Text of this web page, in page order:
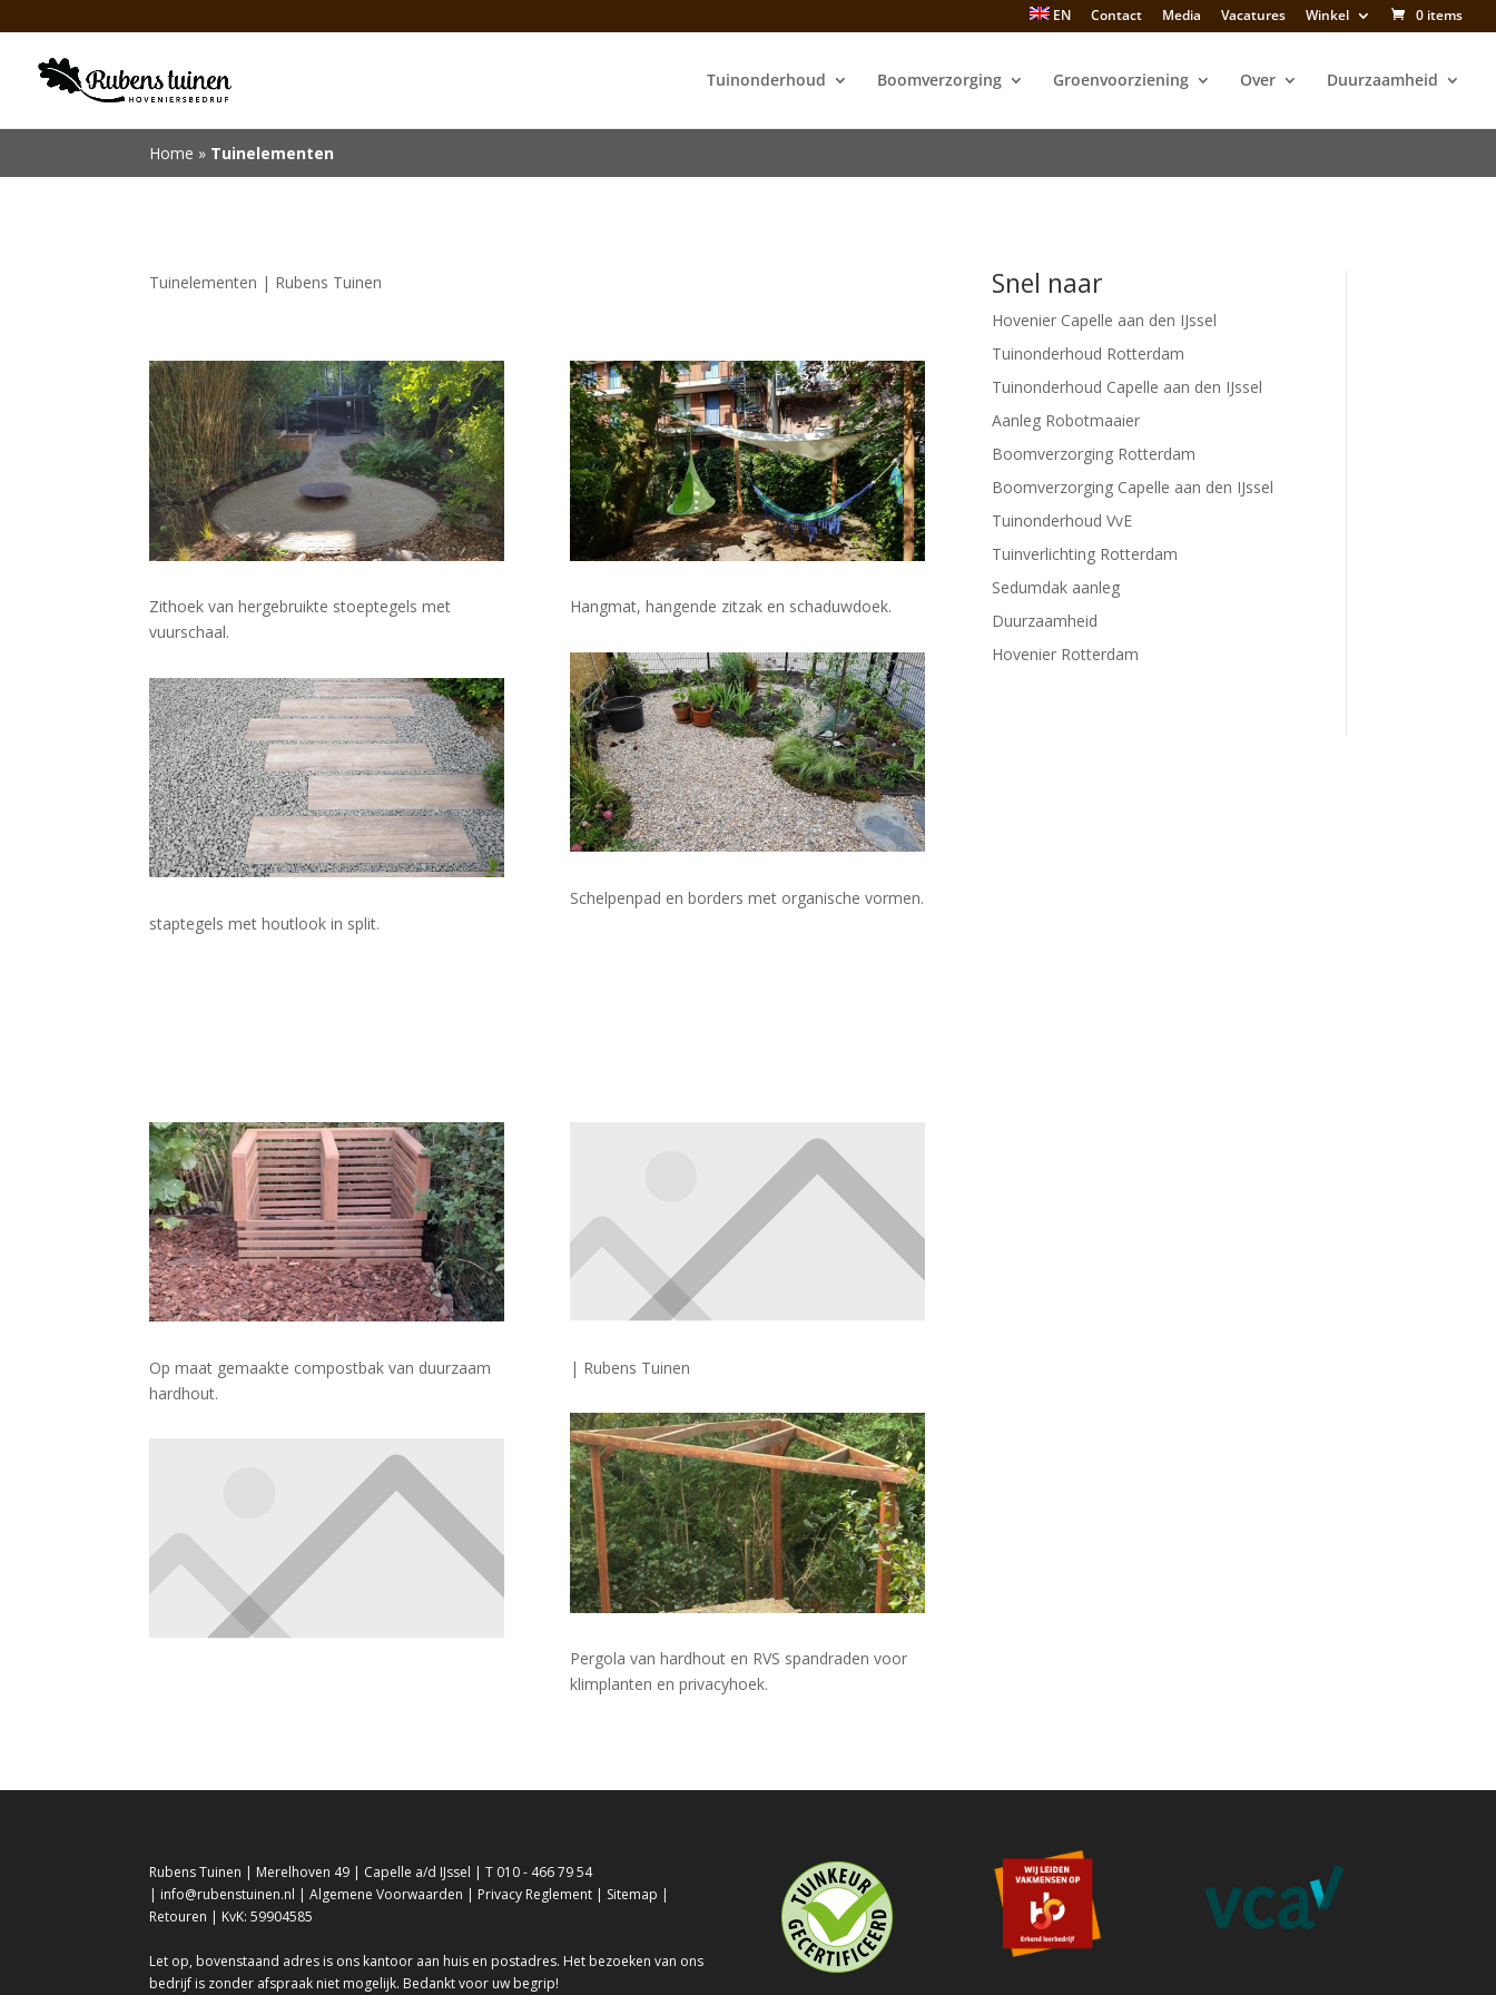
EN Contact Media Vacatures Winkel 0 items
Tuinonderhoud Boomverzorging Groenvoorziening Over Duurzaamheid
Home » Tuinelementen
Tuinelementen | Rubens Tuinen
Zithoek van hergebruikte stoeptegels met
vuurschaal.
staptegels met houtlook in split.
Hangmat, hangende zitzak en schaduwdoek.
Schelpenpad en borders met organische vormen.
Snel naar
Hovenier Capelle aan den IJssel
Tuinonderhoud Rotterdam
Tuinonderhoud Capelle aan den IJssel
Aanleg Robotmaaier
Boomverzorging Rotterdam
Boomverzorging Capelle aan den IJssel
Tuinonderhoud VvE
Tuinverlichting Rotterdam
Sedumdak aanleg
Duurzaamheid
Hovenier Rotterdam
Op maat gemaakte compostbak van duurzaam
hardhout.
| Rubens Tuinen
Pergola van hardhout en RVS spandraden voor
klimplanten en privacyhoek.
Rubens Tuinen | Merelhoven 49 | Capelle a/d IJssel | T 010 - 466 79 54
| info@rubenstuinen.nl |Algemene Voorwaarden | Privacy Reglement | Sitemap |
Retouren | KvK: 59904585
Let op, bovenstaand adres is ons kantoor aan huis en postadres. Het bezoeken van ons
bedrijf is zonder afspraak niet mogelijk. Bedankt voor uw begrip!